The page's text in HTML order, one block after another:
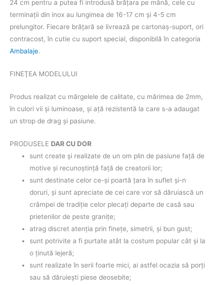
24 cm pentru a putea fi introdusă brăţara pe mână, cele cu
terminații din inox au lungimea de 16-17 cm și 4-5 cm
prelungitor. Fiecare brăţară se livrează pe cartonaş-suport, ori
contracost, în cutie cu suport special, disponibilă în categoria
Ambalaje.
FINEŢEA MODELULUI
Produs realizat cu mărgelele de calitate, cu mărimea de 2mm,
în culori vii şi luminoase, şi aţă rezistentă la care s-a adaugat
un strop de drag şi pasiune.
PRODUSELE DAR CU DOR
sunt create şi realizate de un om plin de pasiune faţă de
motive şi recunoştinţă faţă de creatorii lor;
sunt destinate celor ce-şi poartă ţara în suflet şi-n
doruri, şi sunt apreciate de cei care vor să dăruiască un
crâmpei de tradiţie celor plecaţi departe de casă sau
prietenilor de peste graniţe;
atrag discret atenţia prin fineţe, simetrii, şi bun gust;
sunt potrivite a fi purtate atât la costum popular cât şi la
o ţinută lejeră;
sunt realizate în serii foarte mici, ai astfel ocazia să porţi
sau să dăruieşti piese deosebite;